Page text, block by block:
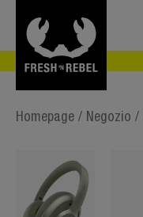
Homepage / Negozio /